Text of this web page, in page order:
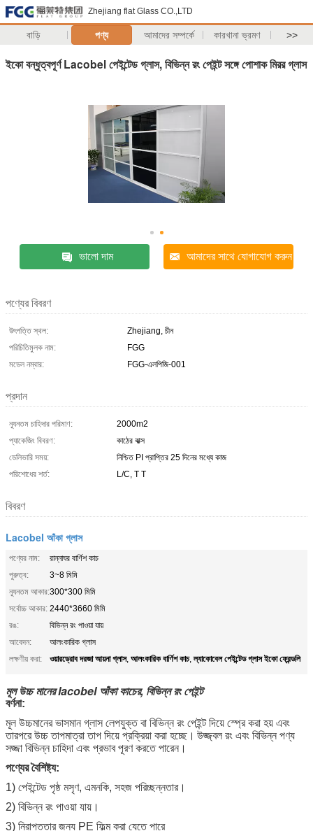
Zhejiang flat Glass CO.,LTD
বাড়ি পণ্য আমাদের সম্পর্কে কারখানা ভ্রমণ >>
ইকো বন্ধুত্বপূর্ণ Lacobel পেইন্টেড গ্লাস, বিভিন্ন রং পেইন্ট সঙ্গে পোশাক মিরর গ্লাস
ভালো দাম আমাদের সাথে যোগাযোগ করুন
পণ্যের বিবরণ
উৎপত্তি স্থল:
Zhejiang, চীন
পরিচিতিমুলক নাম:
FGG
মডেল নম্বার:
FGG-এলপিজি-001
প্রদান
ন্যূনতম চাহিদার পরিমাণ:
2000m2
প্যাকেজিং বিবরণ:
কাঠের বাক্স
ডেলিভারি সময়:
নিশ্চিত PI প্রাপ্তির 25 দিনের মধ্যে কাজ
পরিশোধের শর্ত:
L/C, T T
বিবরণ
Lacobel আঁকা গ্লাস
পণ্যের নাম:
রান্নাঘর বার্ণিশ কাচ
পুরুত্ব:
3~8 মিমি
ন্যূনতম আকার:300*300 মিমি
সর্বোচ্চ আকার: 2440*3660 মিমি
রঙ:
বিভিন্ন রং পাওয়া যায়
আবেদন:
আলংকারিক গ্লাস
লক্ষণীয় করা:
ওয়ারড্রোব দরজা আয়না গ্লাস, আলংকারিক বার্ণিশ কাচ,ল্যাকোবেল পেইন্টেড গ্লাস ইকো ফ্রেন্ডলি
মূল উচ্চ মানের lacobel আঁকা কাচের, বিভিন্ন রং পেইন্ট
বর্ণনা:
মূল উচ্চমানের ভাসমান গ্লাস লেপযুক্ত বা বিভিন্ন রং পেইন্ট দিয়ে স্প্রে করা হয় এবং
তারপরে উচ্চ তাপমাত্রা তাপ দিয়ে প্রক্রিয়া করা হচ্ছে। উজ্জ্বল রং এবং বিভিন্ন পণ্য
সজ্জা বিভিন্ন চাহিদা এবং প্রভাব পূরণ করতে পারেন।
পণ্যের বৈশিষ্ট্য:
1) পেইন্টেড পৃষ্ঠ মসৃণ, এমনকি, সহজ পরিচ্ছন্নতার।
2) বিভিন্ন রং পাওয়া যায়।
3) নিরাপত্তার জন্য PE ফিল্ম করা যেতে পারে